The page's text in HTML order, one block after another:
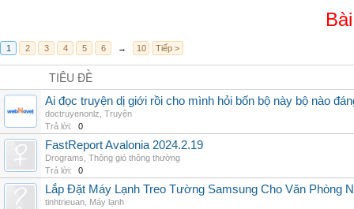
1 2 3 4 5 6 → 10 Tiếp >
TIÊU ĐỀ
Ai đọc truyện dị giới rồi cho mình hỏi bốn bộ này bộ nào
doctruyenonlz Truyện
Trả lời:
0
FastReport Avalonia 2024.2.19
Drograms Thông gió thông thường
Trả lời:
0
Lắp Đặt Máy Lạnh Treo Tường Samsung Cho Văn Phòng
tinhtrieuan Máy lạnh